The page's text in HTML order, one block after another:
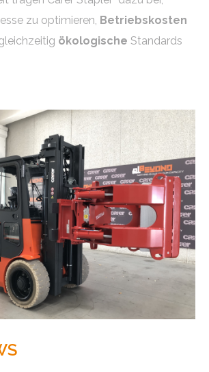
zu optimieren, Betriebskosten
ökologische Standards